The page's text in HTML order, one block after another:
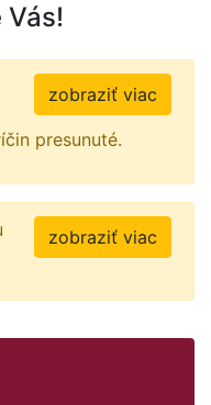
Vás!
zobraziť viac
presunuté.
zobraziť viac